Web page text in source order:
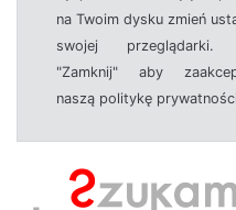
na Twoim dysku zmień
swojej przeglądarki.
"Zamknij" aby
naszą politykę